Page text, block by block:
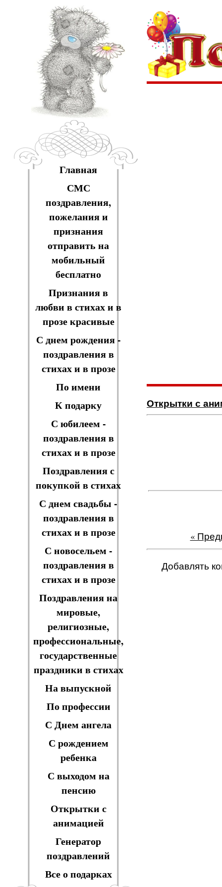
Главная
СМС
поздравления,
пожелания и
признания
отправить на
мобильный
бесплатно
Признания в
любви в стихах и в
прозе красивые
С днем рождения -
поздравления в
стихах и в прозе
По имени
К подарку
С юбилеем -
поздравления в
стихах и в прозе
Поздравления с
покупкой в стихах
С днем свадьбы -
поздравления в
стихах и в прозе
С новосельем -
поздравления в
стихах и в прозе
Поздравления на
мировые,
религиозные,
профессиональные,
государственные
праздники в стихах
На выпускной
По профессии
С Днем ангела
С рождением
ребенка
С выходом на
пенсию
Открытки с
анимацией
Генератор
поздравлений
Все о подарках
Открытки с
«
Добавлять